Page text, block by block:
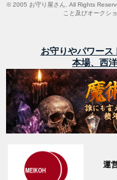
© 2005 お守り屋さん. All Rights
こと及びオークシ
お守りやパワー
本場、西
運